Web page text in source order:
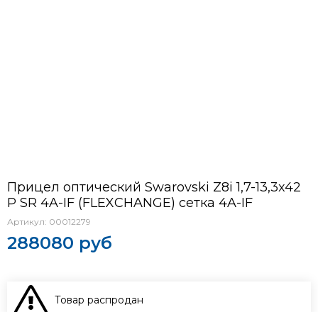
Прицел оптический Swarovski Z8i 1,7-13,3x42
P SR 4A-IF (FLEXCHANGE) сетка 4A-IF
Артикул: 00012279
288080 руб
Товар распродан